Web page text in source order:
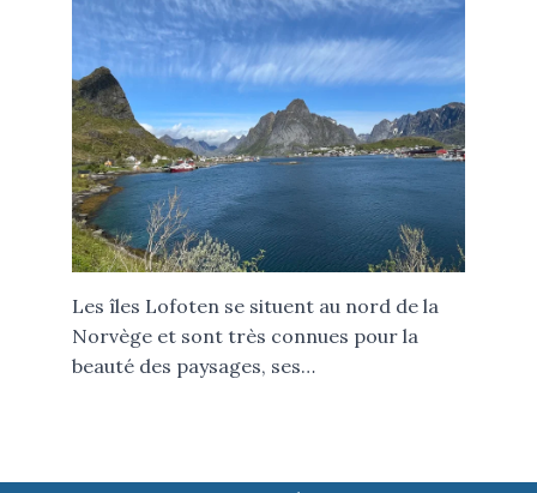
Les îles Lofoten se situent au nord de la
Norvège et sont très connues pour la
beauté des paysages, ses…